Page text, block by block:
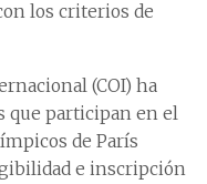
los criterios de
(COI) ha
que participan en el
de París
e inscripción